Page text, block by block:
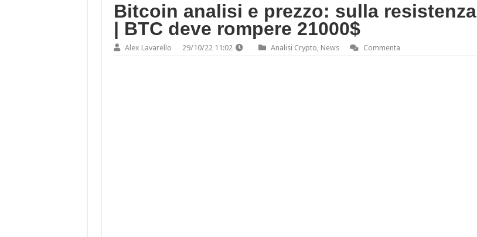
Bitcoin analisi e prezzo: sulla resistenza
| BTC deve rompere 21000$
Alex Lavarello 29/10/22 11:02 Analisi Crypto, News Commenta